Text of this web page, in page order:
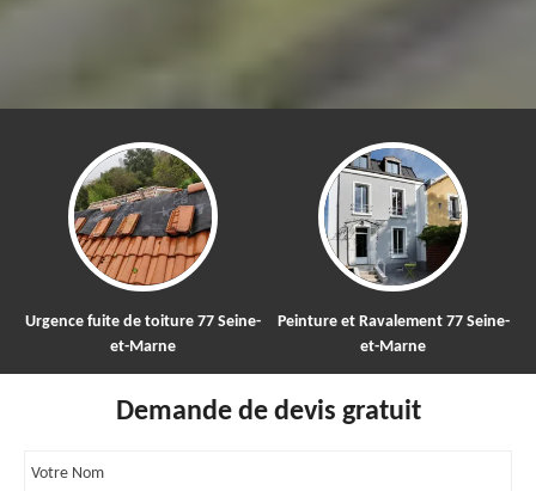
de toiture 77 Seine-
Peinture et Ravalement 77 Seine-
Nettoyage et
Demande de devis gratuit